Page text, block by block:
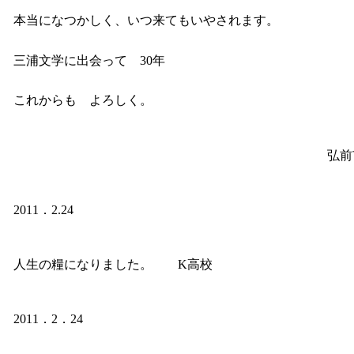
本当になつかしく、いつ来てもいやされます。
三浦文学に出会って 30年
これからも よろしく。
弘
2011．2.24
人生の糧になりました。 K高校
2011．2．24